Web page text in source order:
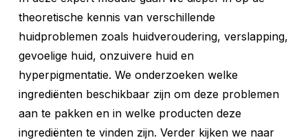
theoretische kennis van verschillende
huidproblemen zoals huidveroudering, verslapping,
gevoelige huid, onzuivere huid en
hyperpigmentatie. We onderzoeken welke
ingrediënten beschikbaar zijn om deze problemen
aan te pakken en in welke producten deze
ingrediënten te vinden zijn. Verder kijken we naar